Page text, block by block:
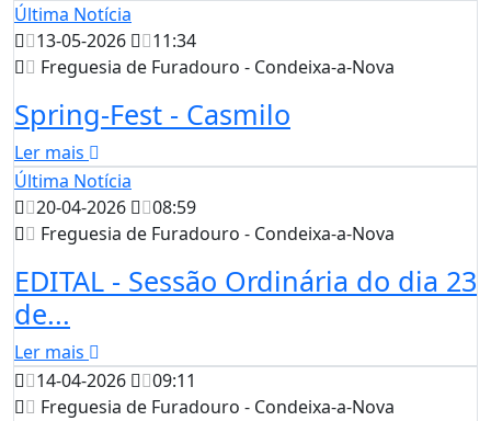
Última Notícia
13-05-2026
11:34
Freguesia de Furadouro - Condeixa-a-Nova
Spring-Fest - Casmilo
Ler mais
Última Notícia
20-04-2026
08:59
Freguesia de Furadouro - Condeixa-a-Nova
EDITAL - Sessão Ordinária do dia 23
de...
Ler mais
14-04-2026
09:11
Freguesia de Furadouro - Condeixa-a-Nova